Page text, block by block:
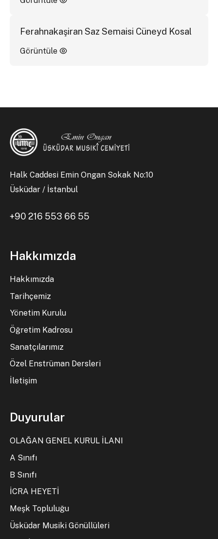
Ferahnakaşiran Saz Semaisi Cüneyd Kosal
Görüntüle
Halk Caddesi Emin Ongan Sokak No:10
Üsküdar / İstanbul
+90 216 553 66 55
Hakkımızda
Hakkımızda
Tarihçemiz
Yönetim Kurulu
Öğretim Kadrosu
Sanatçılarımız
Özel Enstrüman Dersleri
İletişim
Duyurular
OLAĞAN GENEL KURUL İLANI
A Sınıfı
B Sınıfı
İCRA HEYETİ
Meşk Topluluğu
Üsküdar Musiki Gönüllüleri